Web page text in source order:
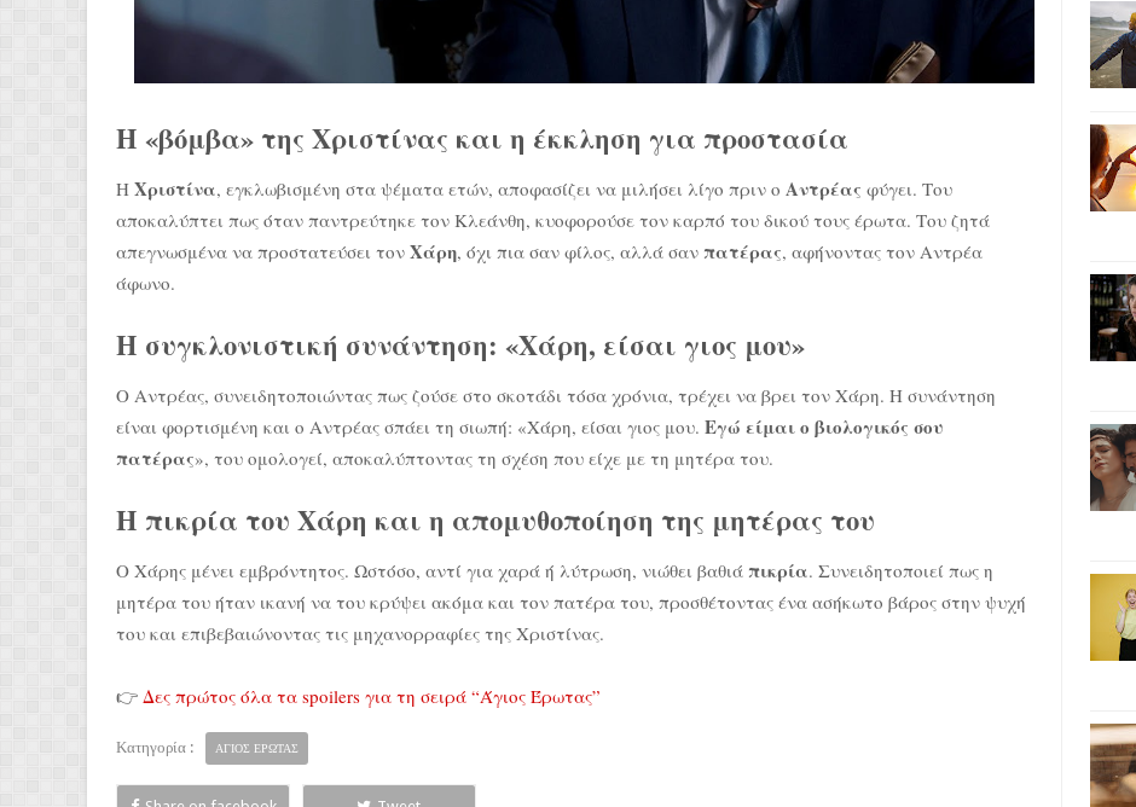
Η «βόμβα» της Χριστίνας και η έκκληση για προστασία
Η Χριστίνα, εγκλωβισμένη στα ψέματα ετών, αποφασίζει να μιλήσει λίγο πριν ο Αντρέας φύγει. Του
αποκαλύπτει πως όταν παντρεύτηκε τον Κλεάνθη, κυοφορούσε τον καρπό του δικού τους έρωτα. Του ζητά
απεγνωσμένα να προστατεύσει τον Χάρη, όχι πια σαν φίλος, αλλά σαν πατέρας, αφήνοντας τον Αντρέα
άφωνο.
Η συγκλονιστική συνάντηση: «Χάρη, είσαι γιος μου»
Ο Αντρέας, συνειδητοποιώντας πως ζούσε στο σκοτάδι τόσα χρόνια, τρέχει να βρει τον Χάρη. Η συνάντηση
είναι φορτισμένη και ο Αντρέας σπάει τη σιωπή: «Χάρη, είσαι γιος μου. Εγώ είμαι ο βιολογικός σου
πατέρας», του ομολογεί, αποκαλύπτοντας τη σχέση που είχε με τη μητέρα του.
Η πικρία του Χάρη και η απομυθοποίηση της μητέρας του
Ο Χάρης μένει εμβρόντητος. Ωστόσο, αντί για χαρά ή λύτρωση, νιώθει βαθιά πικρία. Συνειδητοποιεί πως η
μητέρα του ήταν ικανή να του κρύψει ακόμα και τον πατέρα του, προσθέτοντας ένα ασήκωτο βάρος στην ψυχή
του και επιβεβαιώνοντας τις μηχανορραφίες της Χριστίνας.
👉 Δες πρώτος όλα τα spoilers για τη σειρά “Άγιος Έρωτας”
Κατηγορία : ΑΓΙΟΣ ΕΡΩΤΑΣ